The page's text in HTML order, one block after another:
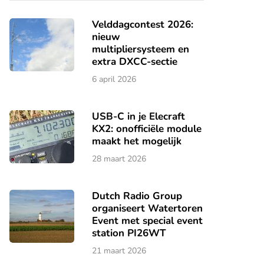
Velddagcontest 2026:
nieuw
multipliersysteem en
extra DXCC-sectie
6 april 2026
USB-C in je Elecraft
KX2: onofficiële module
maakt het mogelijk
28 maart 2026
Dutch Radio Group
organiseert Watertoren
Event met special event
station PI26WT
21 maart 2026